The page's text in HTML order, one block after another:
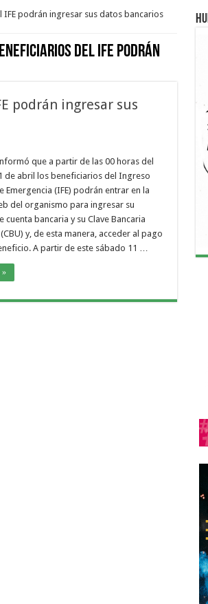
podrán ingresar sus datos bancarios
del IFE podrán
podrán ingresar sus
que a partir de las 00 horas del
de abril los beneficiarios del Ingreso
Emergencia (IFE) podrán entrar en la
del organismo para ingresar su
cuenta bancaria y su Clave Bancaria
y, de esta manera, acceder al pago
A partir de este sábado 11 …
»